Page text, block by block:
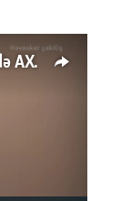
'Məni təpiklədilər ki...' - Daşkəsəndə AXCP fəalının yaxınları onun həbsinə etiraz edirlər